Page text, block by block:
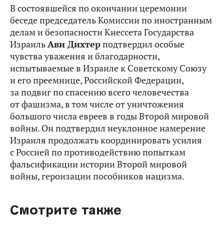
В состоявшейся по окончании церемонии
беседе председатель Комиссии по иностранным
делам и безопасности Кнессета Государства
ИзраильАви Дихтерподтвердил особые
чувства уважения и благодарности,
испытываемые в Израиле к Советскому Союзу
и его преемнице, Российской Федерации,
за подвиг по спасению всего человечества
от фашизма, в том числе от уничтожения
большого числа евреев в годы Второй мировой
войны. Он подтвердил неуклонное намерение
Израиля продолжать координировать усилия
с Россией по противодействию попыткам
фальсификации истории Второй мировой
войны, героизации пособников нацизма.
Смотрите также